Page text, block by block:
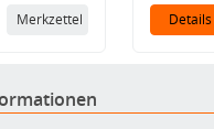
Merkzettel Details